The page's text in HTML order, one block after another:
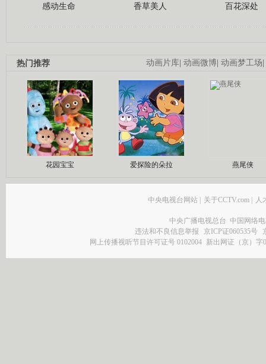
感动生命 香草美人 百花深处
动画片库| 动画微博| 动画梦工场|
热门推荐
花园宝宝 爱探险的朵拉 燕尾侠
中央电视台网站 | 关于CCTV.com | 人
中央广播电视总台 中国网络
违法和不良信息举报
京ICP证060535号
网上传播视听节目许可证号 0102004 新出网证（京）